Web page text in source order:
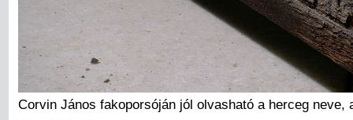
Corvin János fakoporsóján jól olvasható a herceg